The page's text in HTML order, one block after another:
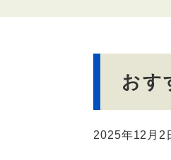
おす
2025年12月2